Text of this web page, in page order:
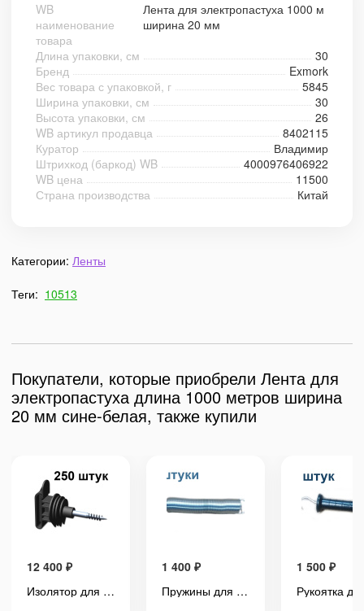
WB
наименование
товара
Лента для электропастуха 1000 м
ширина 20 мм
Длина упаковки, см
30
Бренд
Exmork
Вес товара с упаковкой, г
5845
Ширина упаковки, см
30
Высота упаковки, см
26
WB артикул продавца
8402115
Куратор
Владимир
Штрихкод (баркод) WB
4000976406922
WB цена
11500
Страна производства
Китай
Категории: Ленты
Теги: 10513
Покупатели, которые приобрели Лента для
электропастуха длина 1000 метров ширина
20 мм сине-белая, также купили
12 400 ₽
Изолятор для лент электропастуха 10-40 мм 250 штук с саморезом под дерево
1 400 ₽
Пружины для ворот электропастуха 2 штуки стальные оцинкованные заборные
1 500 ₽